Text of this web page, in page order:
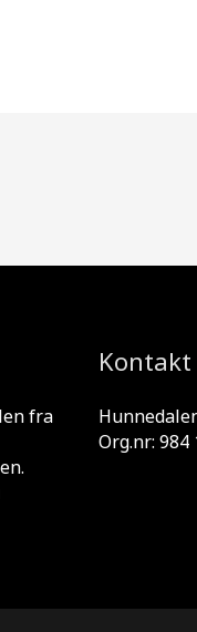
fra
Kontakt
Org.nr: 984